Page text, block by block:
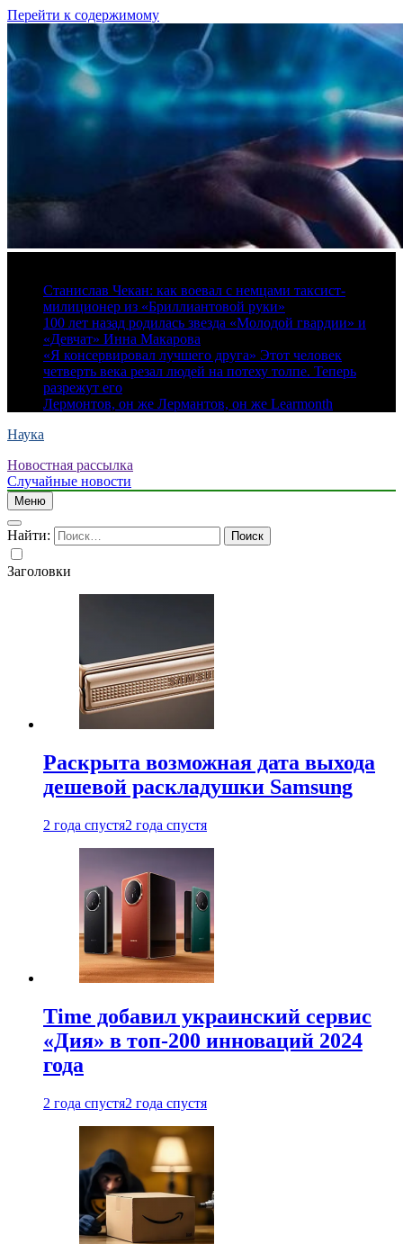
Перейти к содержимому
Станислав Чекан: как воевал с немцами таксист-
милиционер из «Бриллиантовой руки»
100 лет назад родилась звезда «Молодой гвардии» и
«Девчат» Инна Макарова
«Я консервировал лучшего друга» Этот человек
четверть века резал людей на потеху толпе. Теперь
разрежут его
Лермонтов, он же Лермантов, он же Learmonth
Наука
Новостная рассылка
Случайные новости
Меню
Найти:
Заголовки
Раскрыта возможная дата выхода
дешевой раскладушки Samsung
2 года спустя2 года спустя
Time добавил украинский сервис
«Дия» в топ-200 инноваций 2024
года
2 года спустя2 года спустя